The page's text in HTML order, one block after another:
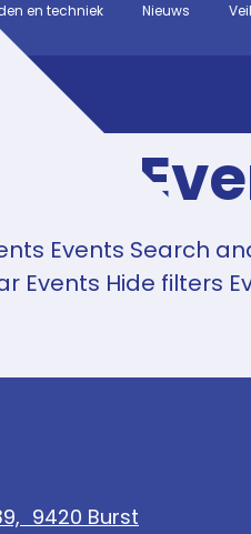
en techniek Nieuws
Events Search
Events Hide filters
9420 Burst